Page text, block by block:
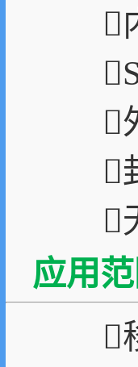




应用
